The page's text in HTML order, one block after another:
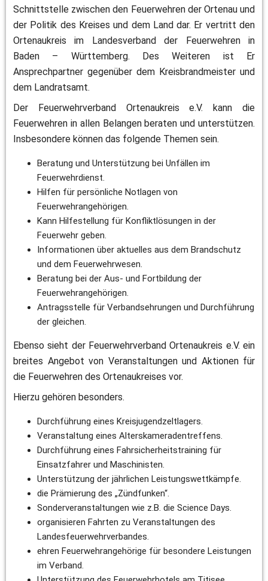
Schnittstelle zwischen den Feuerwehren der Ortenau und
der Politik des Kreises und dem Land dar. Er vertritt den
Ortenaukreis im Landesverband der Feuerwehren in
Baden – Württemberg. Des Weiteren ist Er
Ansprechpartner gegenüber dem Kreisbrandmeister und
dem Landratsamt.
Der Feuerwehrverband Ortenaukreis e.V. kann die
Feuerwehren in allen Belangen beraten und unterstützen.
Insbesondere können das folgende Themen sein.
Beratung und Unterstützung bei Unfällen im
Feuerwehrdienst.
Hilfen für persönliche Notlagen von
Feuerwehrangehörigen.
Kann Hilfestellung für Konfliktlösungen in der
Feuerwehr geben.
Informationen über aktuelles aus dem Brandschutz
und dem Feuerwehrwesen.
Beratung bei der Aus- und Fortbildung der
Feuerwehrangehörigen.
Antragsstelle für Verbandsehrungen und Durchführung
der gleichen.
Ebenso sieht der Feuerwehrverband Ortenaukreis e.V. ein
breites Angebot von Veranstaltungen und Aktionen für
die Feuerwehren des Ortenaukreises vor.
Hierzu gehören besonders.
Durchführung eines Kreisjugendzeltlagers.
Veranstaltung eines Alterskameradentreffens.
Durchführung eines Fahrsicherheitstraining für
Einsatzfahrer und Maschinisten.
Unterstützung der jährlichen Leistungswettkämpfe.
die Prämierung des „Zündfunken“.
Sonderveranstaltungen wie z.B. die Science Days.
organisieren Fahrten zu Veranstaltungen des
Landesfeuerwehrverbandes.
ehren Feuerwehrangehörige für besondere Leistungen
im Verband.